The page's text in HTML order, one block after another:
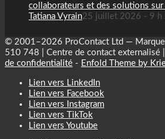
collaborateurs et des solutions
Tatiana Vyrain25 juillet 2026 - 9 h
© 2001–2026 ProContact Ltd — Marque
510 748 | Centre de contact externalisé |
de confidentialité - Enfold Theme by
Lien vers LinkedIn
Lien vers Facebook
Lien vers Instagram
Lien vers TikTok
Lien vers Youtube